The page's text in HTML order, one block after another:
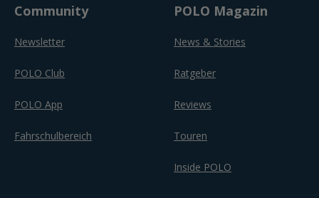
Community
Newsletter
POLO Club
POLO App
Fahrschulbereich
POLO Magazin
News & Stories
Ratgeber
Reviews
Touren
Inside POLO